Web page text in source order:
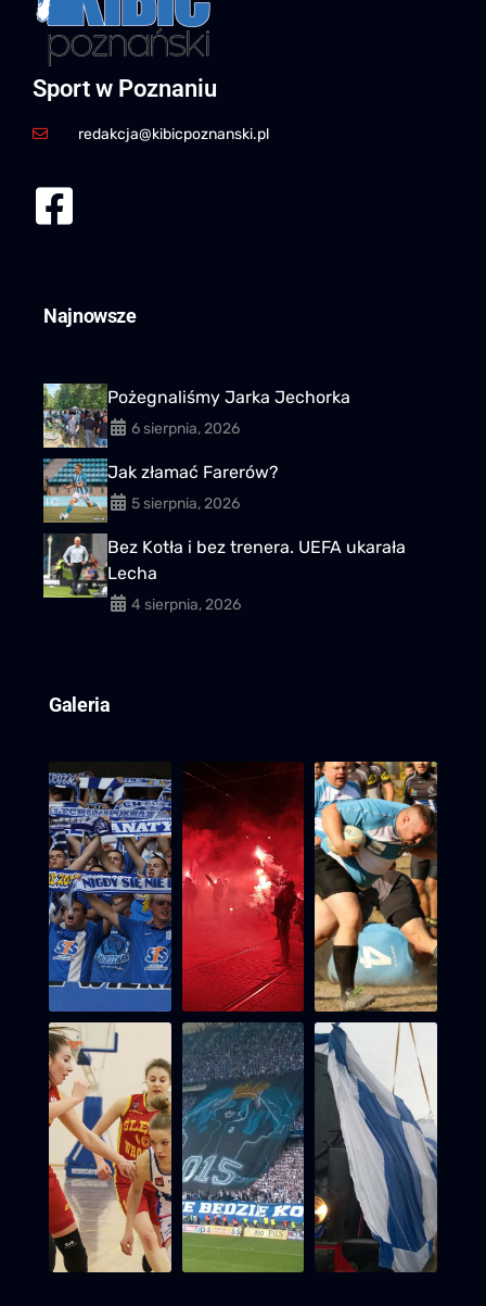
Sport w Poznaniu
redakcja@kibicpoznanski.pl
Najnowsze
Pożegnaliśmy Jarka Jechorka
6 sierpnia, 2026
Jak złamać Farerów?
5 sierpnia, 2026
Bez Kotła i bez trenera. UEFA ukarała
Lecha
4 sierpnia, 2026
Galeria